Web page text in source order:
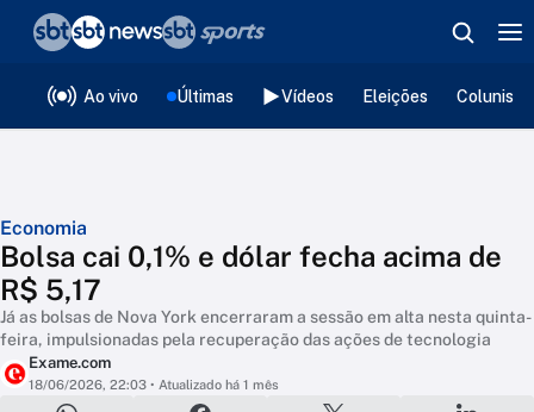
Ao vivo Últimas Vídeos Eleições
Economia
Bolsa cai 0,1% e dólar fecha acima de
R$ 5,17
Já as bolsas de Nova York encerraram a sessão em alta nesta quinta-
feira, impulsionadas pela recuperação das ações de tecnologia
Exame.com
18/06/2026, 22:03 • Atualizado há 1 mês
❮voltar
Editorias